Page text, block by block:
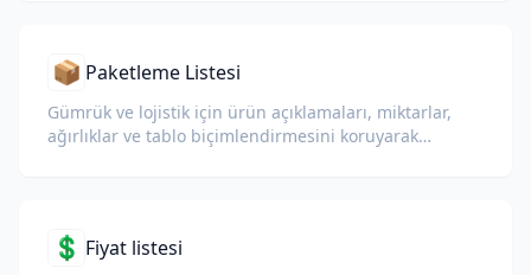
📦 Paketleme Listesi
Gümrük ve lojistik için ürün açıklamaları, miktarlar,
ağırlıklar ve tablo biçimlendirmesini koruyarak
💲 Fiyat listesi